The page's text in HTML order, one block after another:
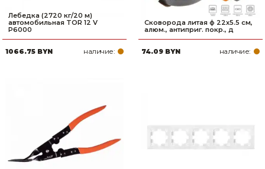
Лебедка (2720 кг/20 м)
автомобильная TOR 12 V
P6000
1066.75 BYN наличие:
Сковорода литая ф 22х5.5 см,
алюм., антиприг. покр., д
74.09 BYN наличие: